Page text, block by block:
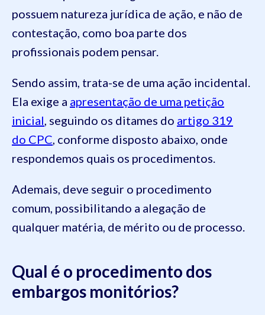
possuem natureza jurídica de ação, e não de
contestação, como boa parte dos
profissionais podem pensar.
Sendo assim, trata-se de uma ação incidental.
Ela exige a apresentação de uma petição
inicial, seguindo os ditames do artigo 319
do CPC, conforme disposto abaixo, onde
respondemos quais os procedimentos.
Ademais, deve seguir o procedimento
comum, possibilitando a alegação de
qualquer matéria, de mérito ou de processo.
Qual é o procedimento dos
embargos monitórios?